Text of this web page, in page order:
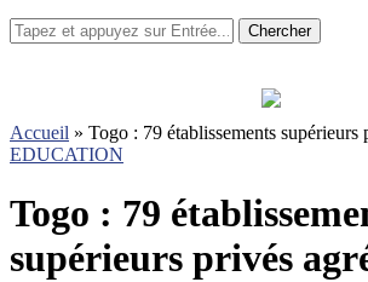
Chercher
Accueil » Togo : 79 établissements supérieurs
EDUCATION
Togo : 79
supérieurs privés